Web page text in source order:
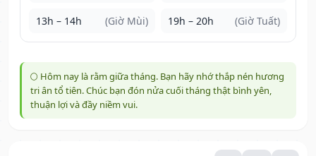
13h – 14h (Giờ Mùi) 19h – 20h (Giờ Tuất)
🌕 Hôm nay là rằm giữa tháng. Bạn hãy nhớ thắp nén hương
tri ân tổ tiên. Chúc bạn đón nửa cuối tháng thật bình yên,
thuận lợi và đầy niềm vui.